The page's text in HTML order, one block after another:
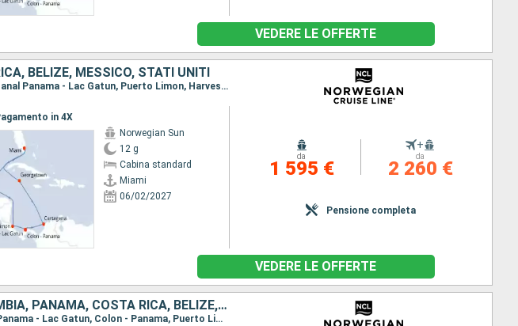
VEDERE LE OFFERTE
BELIZE, MESSICO, STATI UNITI
Itinerario : Miami, Georgetown, Cartagena, Colon - Panama, Canal Panama - Lac Gatun, Puerto Limon, Harvest Caye, Cozumel, Miami
in 4X
Norwegian Sun
12 g
Cabina standard
Miami
06/02/2027
da
1 595 €
+
da
2 260 €
Pensione completa
VEDERE LE OFFERTE
STATI UNITI, GIAMAICA, ISOLE CAYMAN, COLOMBIA, PANAMA, COSTA RICA, BELIZE, MESSICO
Itinerario : Miami, Ocho Rios, Georgetown, Cartagena, Canal Panama - Lac Gatun, Colon - Panama, Puerto Limon, Harvest Caye, Cozumel, Miami